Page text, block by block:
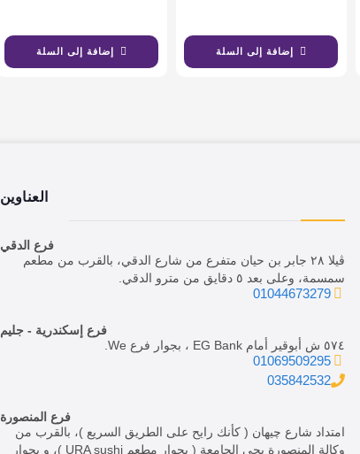
إضافة إلى السلة إضافة إلى السلة
العناوين
فرع الدقي
ڤيلا ٢٨ جابر بن حيان متفرع من شارع الدقي، بالقرب من مطعم
سمسمة، وعلى بعد ٥ دقايق من مترو الدقي.
01044673279
فرع إسكندرية - جليم
٥٧٤ ش أبوقير أمام EG Bank ، بجوار فرع We.
01069509295
035842532
فرع المنصورة
امتداد شارع چيهان ( كأنك رايح على الطريق السريع )، بالقرب من
وكالة المنصورة بحي الجامعة ( بجوار مطعم URA sushi )، و بجوار